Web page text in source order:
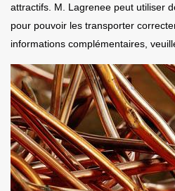
attractifs. M. Lagrenee peut utiliser
pour pouvoir les transporter
informations complémentaires,